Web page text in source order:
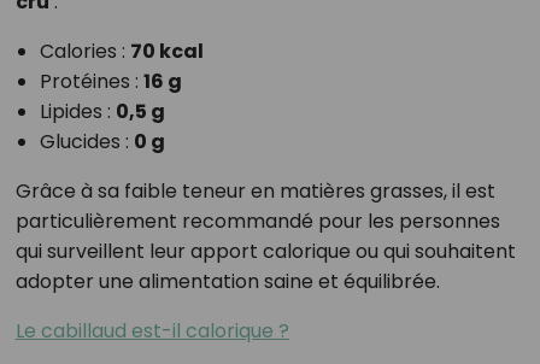
Calories : 70 kcal
Protéines : 16 g
Lipides : 0,5 g
Glucides : 0 g
Grâce à sa faible teneur en matières grasses, il est
particulièrement recommandé pour les personnes
qui surveillent leur apport calorique ou qui souhaitent
adopter une alimentation saine et équilibrée.
Le cabillaud est-il calorique ?